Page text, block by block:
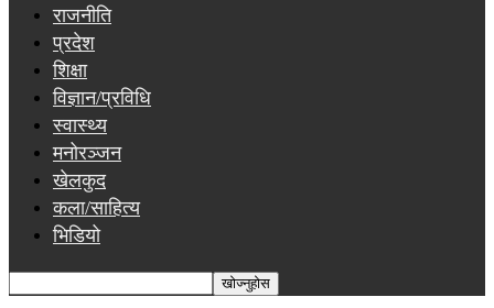
राजनीति
प्रदेश
शिक्षा
विज्ञान/प्रविधि
स्वास्थ्य
मनोरञ्जन
खेलकुद
कला/साहित्य
भिडियो